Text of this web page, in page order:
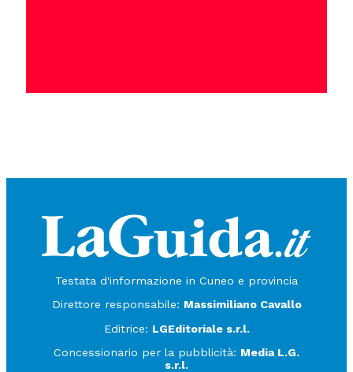
Testata d'informazione in Cuneo e provincia
Direttore responsabile: Massimiliano Cavallo
Editrice: LGEditoriale s.r.l.
Concessionario per la pubblicità: Media L.G.
s.r.l.